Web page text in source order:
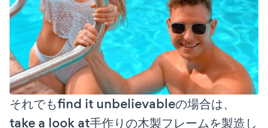
それでもfind it unbelievableの場合は、
take a look at手作りの木製フレームを製造し